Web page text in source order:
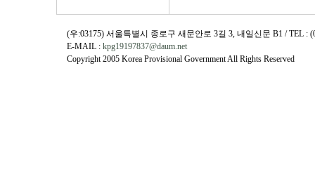
(우:03175) 서울특별시 종로구 새문안로 3길 3, 내일신문 B1 / TEL :
E-MAIL : kpg19197837@daum.net
Copyright 2005 Korea Provisional Government All Rights Reserved